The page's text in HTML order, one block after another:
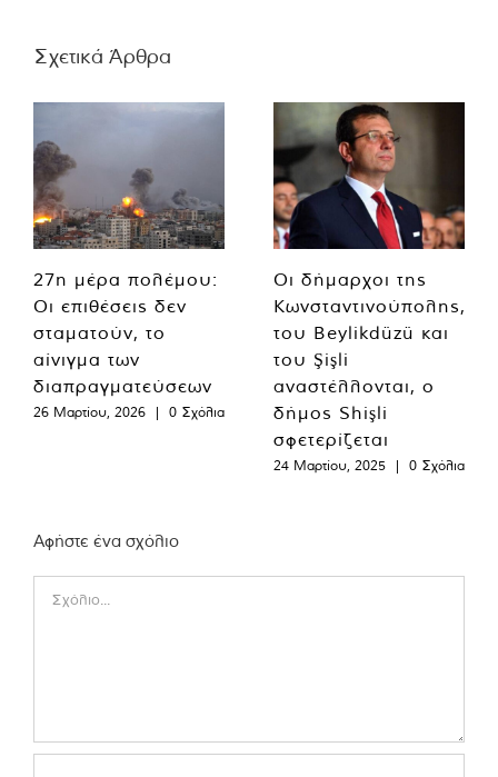
Σχετικά Άρθρα
27η μέρα πολέμου:
Οι επιθέσεις δεν
σταματούν, το
αίνιγμα των
διαπραγματεύσεων
26 Μαρτίου, 2026 | 0 Σχόλια
Οι δήμαρχοι της
Κωνσταντινούπολης,
του Beylikdüzü και
του Şişli
αναστέλλονται, ο
δήμος Shişli
σφετερίζεται
24 Μαρτίου, 2025 | 0 Σχόλια
Αφήστε ένα σχόλιο